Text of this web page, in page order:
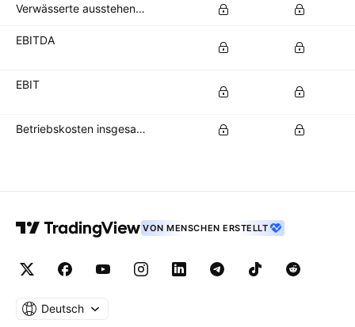
Verwässerte ausstehende Aktien
EBITDA
EBIT
Betriebskosten insgesamt
VON MENSCHEN ERSTELLT
Deutsch